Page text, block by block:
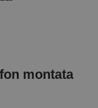
montata